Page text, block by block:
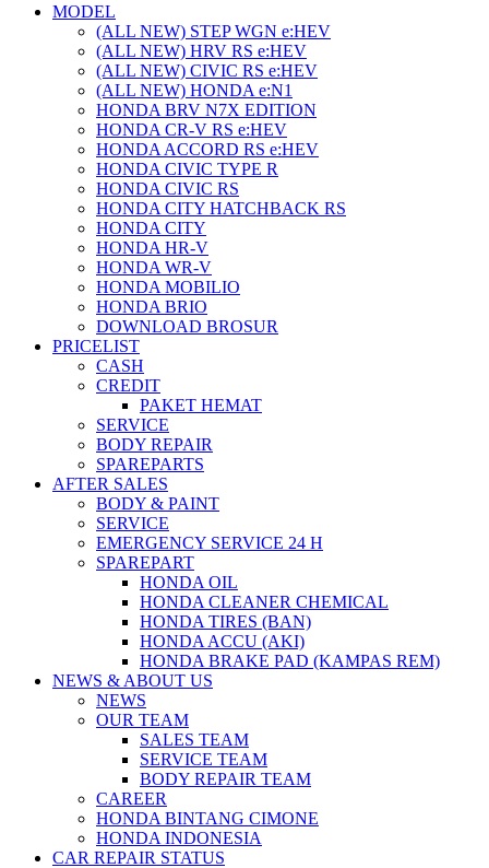
MODEL
(ALL NEW) STEP WGN e:HEV
(ALL NEW) HRV RS e:HEV
(ALL NEW) CIVIC RS e:HEV
(ALL NEW) HONDA e:N1
HONDA BRV N7X EDITION
HONDA CR-V RS e:HEV
HONDA ACCORD RS e:HEV
HONDA CIVIC TYPE R
HONDA CIVIC RS
HONDA CITY HATCHBACK RS
HONDA CITY
HONDA HR-V
HONDA WR-V
HONDA MOBILIO
HONDA BRIO
DOWNLOAD BROSUR
PRICELIST
CASH
CREDIT
PAKET HEMAT
SERVICE
BODY REPAIR
SPAREPARTS
AFTER SALES
BODY & PAINT
SERVICE
EMERGENCY SERVICE 24 H
SPAREPART
HONDA OIL
HONDA CLEANER CHEMICAL
HONDA TIRES (BAN)
HONDA ACCU (AKI)
HONDA BRAKE PAD (KAMPAS REM)
NEWS & ABOUT US
NEWS
OUR TEAM
SALES TEAM
SERVICE TEAM
BODY REPAIR TEAM
CAREER
HONDA BINTANG CIMONE
HONDA INDONESIA
CAR REPAIR STATUS